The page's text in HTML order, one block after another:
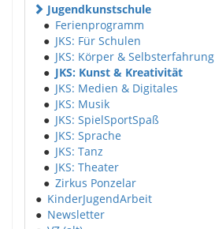
Jugendkunstschule
● Ferienprogramm
● JKS: Für Schulen
● JKS: Körper & Selbsterfahrung
● JKS: Kunst & Kreativität
● JKS: Medien & Digitales
● JKS: Musik
● JKS: SpielSportSpaß
● JKS: Sprache
● JKS: Tanz
● JKS: Theater
● Zirkus Ponzelar
● KinderJugendArbeit
● Newsletter